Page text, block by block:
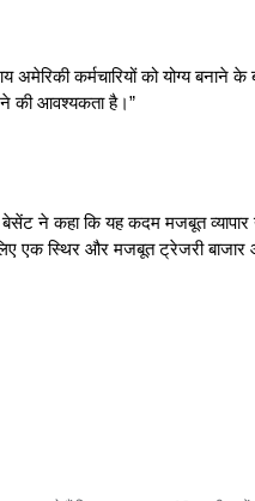
कर्मचारियों को योग्य बनाने के
की आवश्यकता है।”
ने कहा कि यह कदम मजबूत व्यापार
लिए एक स्थिर और मजबूत ट्रेजरी